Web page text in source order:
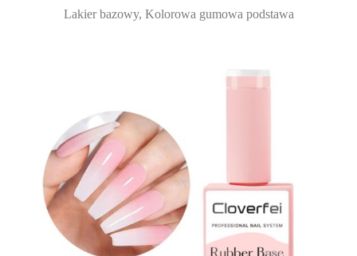
Lakier bazowy, Kolorowa gumowa podstawa